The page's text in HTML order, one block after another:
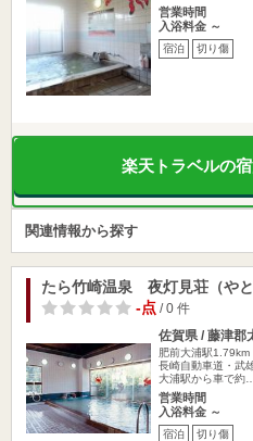
営業時間
入浴料金 ～
宿泊 切り傷
楽天トラベルの
関連情報から探す
たら竹崎温泉 夜灯見荘（やと
-点/ 0 件
佐賀県 / 藤津郡
肥前大浦駅1.79km
長崎自動車道・武
大浦駅から車で約…
営業時間
入浴料金 ～
宿泊 切り傷